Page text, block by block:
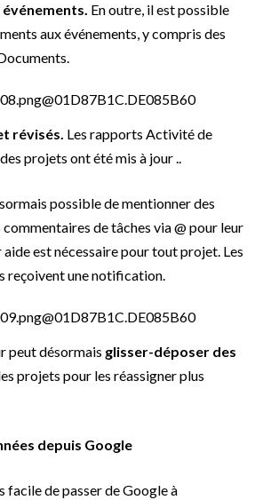
En outre, il est possible
aux événements, y compris des
révisés. Les rapports Activité de
projets ont été mis à jour ..
possible de mentionner des
de tâches via @ pour leur
est nécessaire pour tout projet. Les
reçoivent une notification.
peut désormais glisser-déposer des
projets pour les réassigner plus
depuis Google
facile de passer de Google à